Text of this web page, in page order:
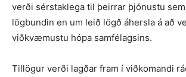
verði sérstaklega til þeirrar þjónustu
lögbundin en um leið lögð áhersla á að
viðkvæmustu hópa samfélagsins.
Tillögur verði lagðar fram í viðkomandi